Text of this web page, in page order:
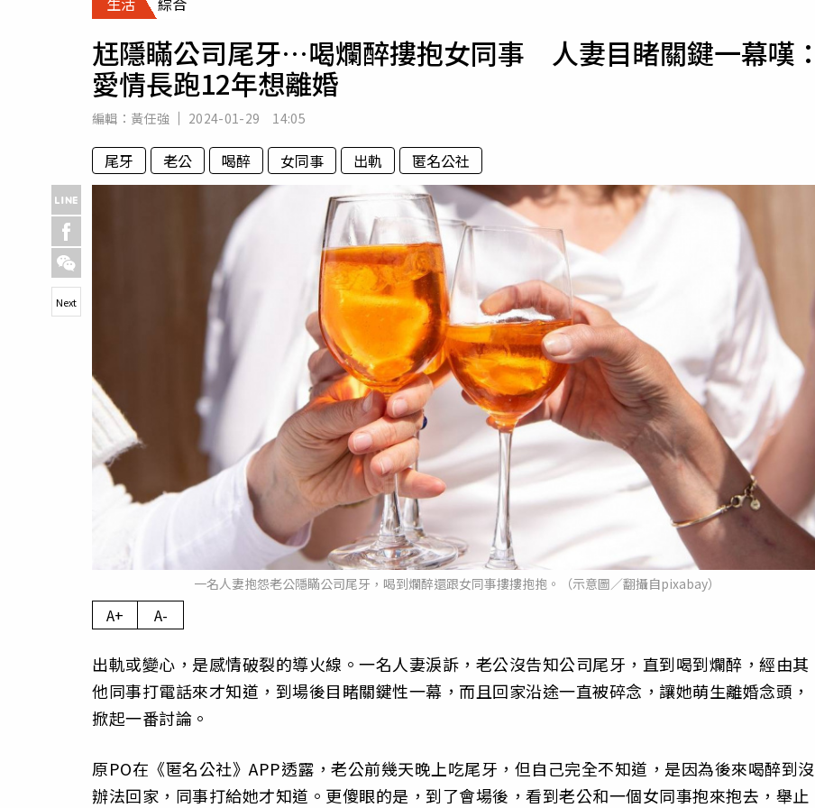
專欄
房產新勢力
運勢
尪隱瞞公司尾牙…喝爛醉摟抱女同事 人妻目睹關鍵一幕嘆：
愛情長跑12年想離婚
編輯： 黃任強 2024-01-29 14:05
尾牙 老公 喝醉 女同事 出軌 匿名公社
一名人妻抱怨老公隱瞞公司尾牙，喝到爛醉還跟女同事摟摟抱抱。（示意圖／翻攝自pixabay）
Next
A+ A-
出軌或變心，是感情破裂的導火線。一名人妻淚訴，老公沒告知公司尾牙，直到喝到爛醉，經由其
他同事打電話來才知道，到場後目睹關鍵性一幕，而且回家沿途一直被碎念，讓她萌生離婚念頭，
掀起一番討論。
原PO在《匿名公社》APP透露，老公前幾天晚上吃尾牙，但自己完全不知道，是因為後來喝醉到沒
辦法回家，同事打給她才知道。更傻眼的是，到了會場後，看到老公和一個女同事抱來抱去，舉止